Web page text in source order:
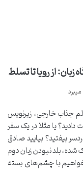
از رویا تا تسلط
جذاب خارجی، زیرنویس
یا مثلا در یک سفر
بیفتید؟ بیایید صادق
بلد نبودن زبان دوم
با چشم‌های بسته